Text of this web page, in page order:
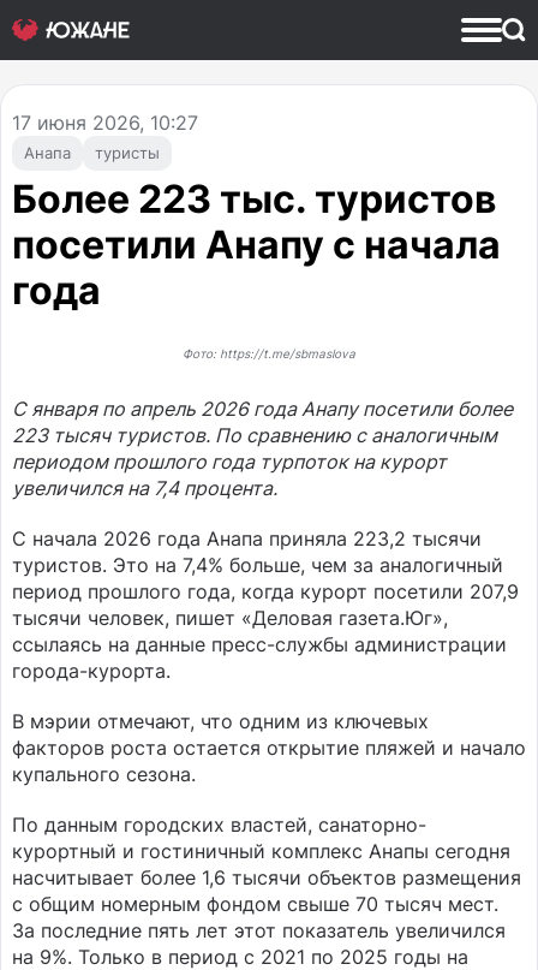
Анапа туристы
17 июня 2026, 10:27
Более 223 тыс. туристов
посетили Анапу с начала
года
Фото: https://t.me/sbmaslova
С января по апрель 2026 года Анапу посетили более
223 тысяч туристов. По сравнению с аналогичным
периодом прошлого года турпоток на курорт
увеличился на 7,4 процента.
С начала 2026 года Анапа приняла 223,2 тысячи
туристов. Это на 7,4% больше, чем за аналогичный
период прошлого года, когда курорт посетили 207,9
тысячи человек, пишет «Деловая газета.Юг»,
ссылаясь на данные пресс-службы администрации
города-курорта.
В мэрии отмечают, что одним из ключевых
факторов роста остается открытие пляжей и начало
купального сезона.
По данным городских властей, санаторно-
курортный и гостиничный комплекс Анапы сегодня
насчитывает более 1,6 тысячи объектов размещения
с общим номерным фондом свыше 70 тысяч мест.
За последние пять лет этот показатель увеличился
на 9%. Только в период с 2021 по 2025 годы на